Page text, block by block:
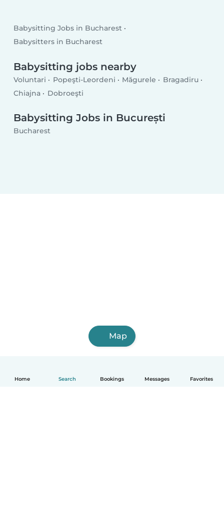
Home Search Bookings Messages Favorites
Babysitting Jobs in Bucharest
Babysitters in Bucharest
Babysitting jobs nearby
Voluntari Popeşti-Leordeni Măgurele
Bragadiru
Chiajna
Dobroeşti
Babysitting Jobs in București
Bucharest
Map